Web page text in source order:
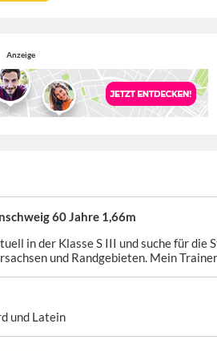
Anzeige
60 Jahre 1,66m
in der Klasse S III und suche für die
und Randgebieten. Mein
und Latein